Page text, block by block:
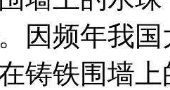
因频年我
铸铁围墙